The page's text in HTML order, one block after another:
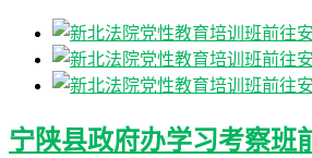
宁陕县政府办学习考察班